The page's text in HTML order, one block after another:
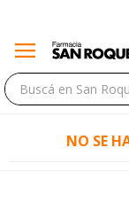
menu
NO SE
close